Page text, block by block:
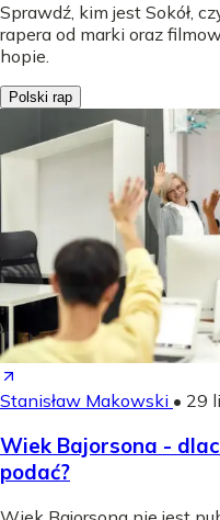
Sprawdź, kim jest Sokół,
rapera od marki oraz
hopie.
Polski rap
Stanisław Makowski • 29
Wiek Bajorsona -
podać?